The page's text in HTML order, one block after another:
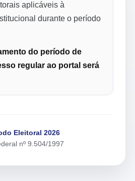
aplicáveis à
durante o período
do período de
regular ao portal será
Eleitoral 2026
nº 9.504/1997